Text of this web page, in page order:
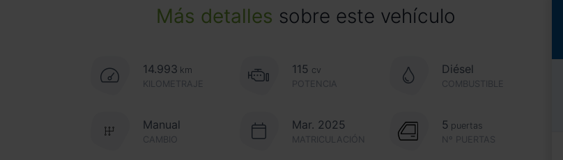
Más detalles sobre este vehículo
14.993 km
KILOMETRAJE
115 cv
POTENCIA
Diésel
COMBUSTIBLE
CAMBIO
Manual Mar. 2025
MATRICULACIÓN Nº PUERTAS
5 puertas